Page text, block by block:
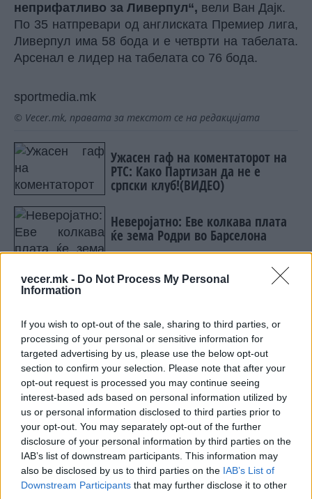
vecer.mk - Do Not Process My Personal
Information
If you wish to opt-out of the sale, sharing to third parties, or
processing of your personal or sensitive information for
targeted advertising by us, please use the below opt-out
section to confirm your selection. Please note that after your
opt-out request is processed you may continue seeing
interest-based ads based on personal information utilized by
us or personal information disclosed to third parties prior to
your opt-out. You may separately opt-out of the further
disclosure of your personal information by third parties on the
IAB’s list of downstream participants. This information may
also be disclosed by us to third parties on the IAB’s List of
Downstream Participants that may further disclose it to other
неприфатливо за Ливерпул“, вели Ван Дајк.
По 35 натпревари од англиската Премиер лига,
Ливерпул има 58 бода и е четврти на табелата.
Арсенал е лидер на табелата со 76 бода.
sportmedia.mk
© Vecer.mk, правата за текстот се на редакцијата
Ужасен гаф на коментаторот на
РТС: Како Партизан да не е
српски клуб!(ВИДЕО)
Неверојатно: Еве колкава плата
ќе зема Родри во Барселона
НАЈЧИТАНИ ВО ПОСЛЕДНИ 7 ДЕНА
СЕ СПРЕМА МЕТЕОРОЛОШКИ
ХАОС ЗА ЗИМАТА 2026/2027
ИСТОРИСКО ОБЕДИНУВАЊЕ НА
МАКЕДОНЦИТЕ ВО СРБИЈА:
ФОРМИРАН МАКЕДОНСКИОТ
НАЦИОНАЛЕН СОЈУЗ
Ахмети кажа што го мачи:
СЛУШАМ, САКААТ ДА СЕ СУДИ
ЗА ВОЕНИТЕ ЗЛОСТРОСТВА НА